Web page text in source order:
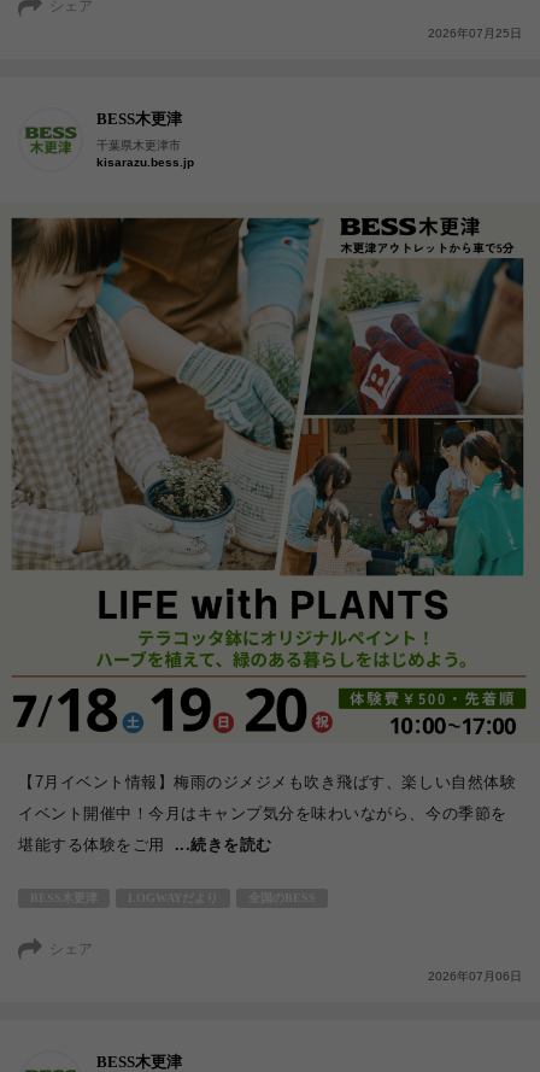
シェア
2026年07月25日
BESS木更津
千葉県木更津市
kisarazu.bess.jp
【7月イベント情報】梅雨のジメジメも吹き飛ばす、楽しい自然体験
イベント開催中！今月はキャンプ気分を味わいながら、今の季節を
堪能する体験をご用
...続きを読む
シェア
2026年07月06日
BESS木更津